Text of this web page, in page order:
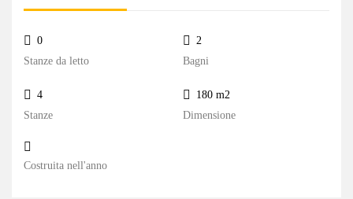
Stanze da letto
0
Bagni
2
Stanze
4
Dimensione
180 m2
Costruita nell'anno